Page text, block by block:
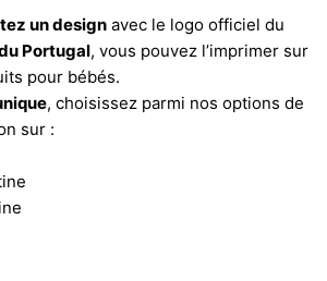
un design avec le logo officiel du
Portugal, vous pouvez l’imprimer sur
pour bébés.
, choisissez parmi nos options de
sur :